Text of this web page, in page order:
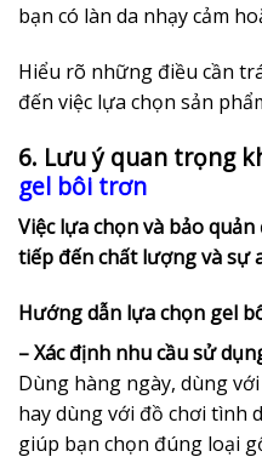
bạn có làn da nhạy cảm
Hiểu rõ những điều cần
đến việc lựa chọn sản
6. Lưu ý quan trọng
gel bôi trơn
Việc lựa chọn và bảo
tiếp đến chất lượng và sự
Hướng dẫn lựa chọn gel
– Xác định nhu cầu sử
Dùng hàng ngày, dùng
hay dùng với đồ chơi tình
giúp bạn chọn đúng loại